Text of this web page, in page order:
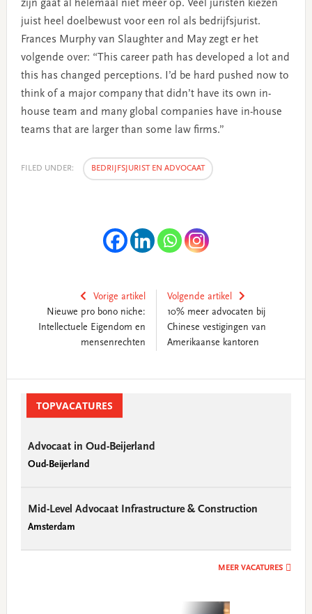
zijn gaat al helemaal niet meer op. Veel juristen kiezen
juist heel doelbewust voor een rol als bedrijfsjurist.
Frances Murphy van Slaughter and May zegt er het
volgende over: “This career path has developed a lot and
this has changed perceptions. I’d be hard pushed now to
think of a major company that didn’t have its own in-
house team and many global companies have in-house
teams that are larger than some law firms.”
FILED UNDER: BEDRIJFSJURIST EN ADVOCAAT
Vorige artikel
Nieuwe pro bono niche:
Intellectuele Eigendom en
mensenrechten
Volgende artikel
10% meer advocaten bij
Chinese vestigingen van
Amerikaanse kantoren
SidebarTOPVACATURES
Advocaat in Oud-Beijerland
Oud-Beijerland
Mid-Level Advocaat Infrastructure & Construction
Amsterdam
MEER VACATURES